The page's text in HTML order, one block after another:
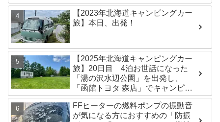
【2023年北海道キャンピングカー
旅】本日、出発！
【2025年北海道キャンピングカー
旅】20日目 4泊お世話になった
「湯の沢水辺公園」を出発し、
「函館トヨタ 森店」でキャンピン
グカーのオイル交換完了！今日は
伊達市の「徳舜瞥山麓キャンプ
場」へ
FFヒーターの燃料ポンプの振動音
が気になる方におすすめの「防振